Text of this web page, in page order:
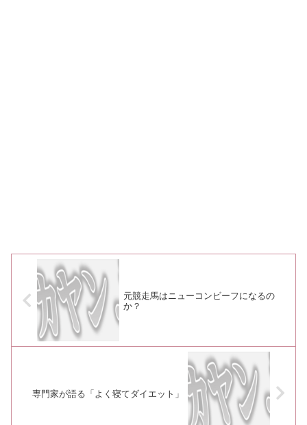
元競走馬はニューコンビーフになるの
か？
専門家が語る「よく寝てダイエット」